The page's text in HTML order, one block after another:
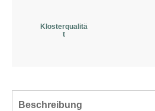
Klosterqualitä
t
Beschreibung